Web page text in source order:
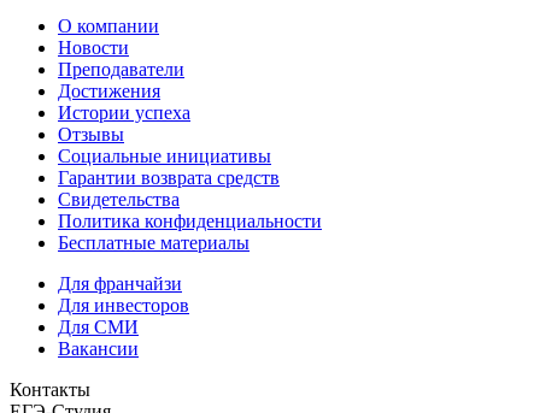
О компании
Новости
Преподаватели
Достижения
Истории успеха
Отзывы
Социальные инициативы
Гарантии возврата средств
Свидетельства
Политика конфиденциальности
Бесплатные материалы
Для франчайзи
Для инвесторов
Для СМИ
Вакансии
Контакты